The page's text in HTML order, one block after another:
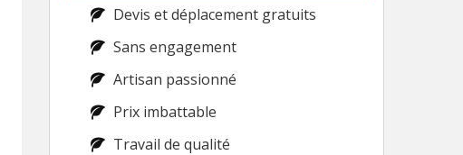
Devis et déplacement gratuits
Sans engagement
Artisan passionné
Prix imbattable
Travail de qualité